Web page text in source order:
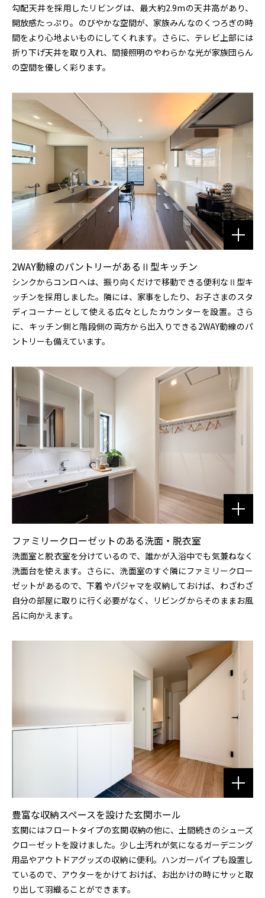
勾配天井を採用したリビングは、最大約2.9mの天井高があり、
開放感たっぷり。のびやかな空間が、家族みんなのくつろぎの時
間をより心地よいものにしてくれます。さらに、テレビ上部には
折り下げ天井を取り入れ、間接照明のやわらかな光が家族団らん
の空間を優しく彩ります。
2WAY動線のパントリーがあるⅡ型キッチン
シンクからコンロへは、振り向くだけで移動できる便利なⅡ型キ
ッチンを採用しました。隣には、家事をしたり、お子さまのスタ
ディコーナーとして使える広々としたカウンターを設置。さら
に、キッチン側と階段側の両方から出入りできる2WAY動線のパ
ントリーも備えています。
ファミリークローゼットのある洗面・脱衣室
洗面室と脱衣室を分けているので、誰かが入浴中でも気兼ねなく
洗面台を使えます。さらに、洗面室のすぐ隣にファミリークロー
ゼットがあるので、下着やパジャマを収納しておけば、わざわざ
自分の部屋に取りに行く必要がなく、リビングからそのままお風
呂に向かえます。
豊富な収納スペースを設けた玄関ホール
玄関にはフロートタイプの玄関収納の他に、土間続きのシューズ
クローゼットを設けました。少し土汚れが気になるガーデニング
用品やアウトドアグッズの収納に便利。ハンガーパイプも設置し
ているので、アウターをかけておけば、お出かけの時にサッと取
り出して羽織ることができます。